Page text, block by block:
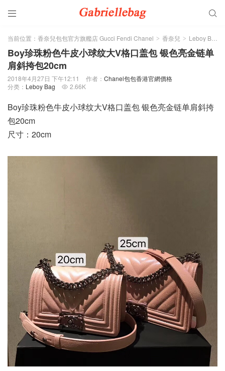
 
当前位置： 香奈兒包包官方旗艦店 Gucci Fendi Chanel > 香奈兒 > Leboy Bag
Boy珍珠粉色牛皮小球纹大V格口盖包 银色亮金链单
肩斜挎包20cm
2018年4月27日 下午12:11 作者： Chanel包包香港官網價格
分类： Leboy Bag  2.66K
Boy珍珠粉色牛皮小球纹大V格口盖包 银色亮金链单肩斜挎
包20cm
尺寸：20cm